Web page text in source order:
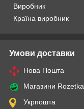
Виробник
Країна виробник
Умови доставки
Нова Пошта
Магазини Rozetka
Укрпошта